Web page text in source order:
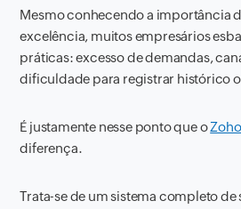
Mesmo conhecendo a importância
excelência, muitos empresários
práticas: excesso de demandas,
dificuldade para registrar histórico
É justamente nesse ponto que o
diferença.
Trata-se de um sistema completo